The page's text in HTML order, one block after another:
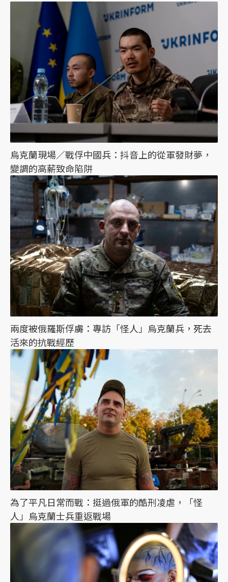
烏克蘭現場／戰俘中國兵：抖音上的從軍發財夢，
變調的高薪致命陷阱
兩度被俄羅斯俘虜：專訪「怪人」烏克蘭兵，死去
活來的抗戰經歷
為了平凡日常而戰：挺過俄軍的酷刑凌虐，「怪
人」烏克蘭士兵重返戰場